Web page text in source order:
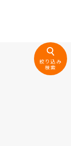
絞り込み
検索